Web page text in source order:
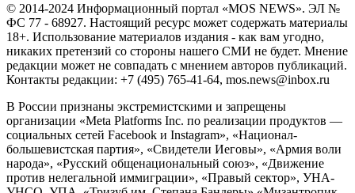
© 2014-2024 Информационный портал «MOS NEWS». ЭЛ №
ФС 77 - 68927. Настоящий ресурс может содержать материалы
18+. Использование материалов издания - как вам угодно,
никаких претензий со стороны нашего СМИ не будет. Мнение
редакции может не совпадать с мнением авторов публикаций.
Контакты редакции: +7 (495) 765-41-64, mos.news@inbox.ru
В России признаны экстремистскими и запрещены
организации «Meta Platforms Inc. по реализации продуктов —
социальных сетей Facebook и Instagram», «Национал-
большевистская партия», «Свидетели Иеговы», «Армия воли
народа», «Русский общенациональный союз», «Движение
против нелегальной иммиграции», «Правый сектор», УНА-